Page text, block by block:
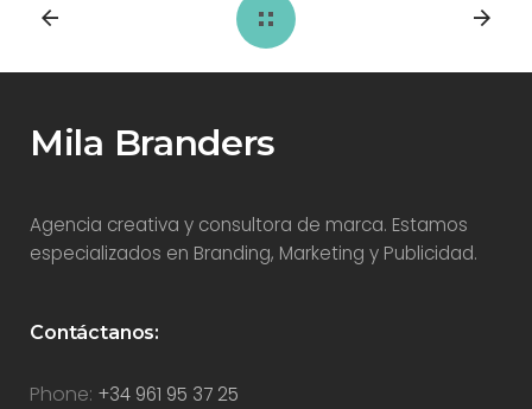
Mila Branders
Agencia creativa y consultora de marca. Estamos
especializados en Branding, Marketing y Publicidad.
Contáctanos:
Phone: +34 961 95 37 25